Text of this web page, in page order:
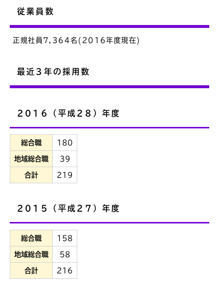
従業員数
正規社員7,364名(2016年度現在)
最近3年の採用数
2016（平成28）年度
総合職 180
地域総合職 39
合計 219
2015（平成27）年度
総合職 158
地域総合職 58
合計 216